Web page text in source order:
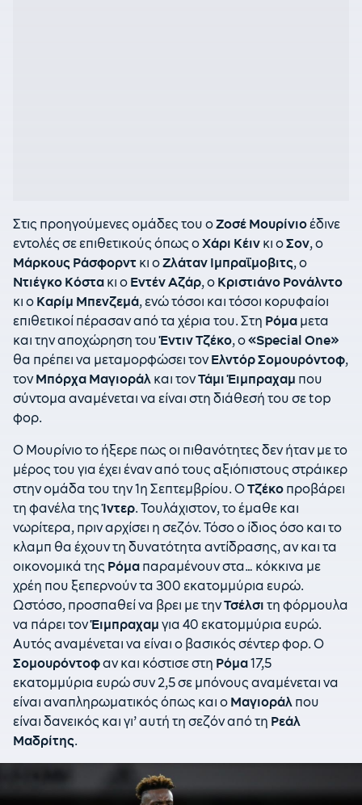
Στις προηγούμενες ομάδες του οΖοσέ Μουρίνιοέδινε
εντολές σε επιθετικούς όπως οΧάρι Κέιν κι οΣον, ο
Μάρκους Ράσφορντ κι οΖλάταν Ιμπραΐμοβιτς, ο
Ντιέγκο Κόστα κι ο Εντέν Αζάρ, ο Κριστιάνο Ρονάλντο
κι ο Καρίμ Μπενζεμά, ενώ τόσοι και τόσοι κορυφαίοι
επιθετικοί πέρασαν από τα χέρια του. Στη Ρόμα μετα
και την αποχώρηση τουΈντιν Τζέκο, ο«Special One»
θα πρέπει να μεταμορφώσει τονΕλντόρ Σομουρόντοφ,
τονΜπόρχα Μαγιοράλ και τονΤάμι Έιμπραχαμ που
σύντομα αναμένεται να είναι στη διάθεσή του σεtop
φορ.
Ο Μουρίνιο το ήξερε πως οι πιθανότητες δεν ήταν με το
μέρος του για έχει έναν από τους αξιόπιστους στράικερ
στην ομάδα του την 1η Σεπτεμβρίου. ΟΤζέκο προβάρει
τη φανέλα τηςΊντερ. Τουλάχιστον, το έμαθε και
νωρίτερα, πριν αρχίσει η σεζόν. Τόσο ο ίδιος όσο και το
κλαμπ θα έχουν τη δυνατότητα αντίδρασης, αν και τα
οικονομικά της Ρόμα παραμένουν στα… κόκκινα με
χρέη που ξεπερνούν τα 300 εκατομμύρια ευρώ.
Ωστόσο, προσπαθεί να βρει με τηνΤσέλσι τη φόρμουλα
να πάρει τονΈιμπραχαμ για 40 εκατομμύρια ευρώ.
Αυτός αναμένεται να είναι ο βασικός σέντερ φορ. Ο
Σομουρόντοφαν και κόστισε στη Ρόμα17,5
εκατομμύρια ευρώ συν 2,5 σε μπόνους αναμένεται να
είναι αναπληρωματικός όπως και ο Μαγιοράλ που
είναι δανεικός και γι’ αυτή τη σεζόν από τη Ρεάλ
Μαδρίτης.